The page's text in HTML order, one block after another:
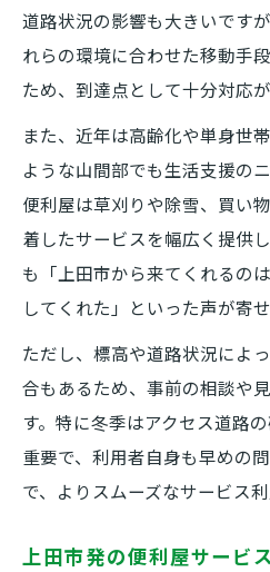
術
便利屋が南佐久郡南
上田市から南牧村への到
便利屋が上田市から
説
便利屋サービスの到
レーション
上田市から便利屋が
点
便利屋が効率よく南
便利屋が到達できる
地名の読み方が重要と
点
便利屋依頼時に地名
道路状況の影響も大きいです
れらの環境に合わせた移動手
ため、到達点として十分対応が
また、近年は高齢化や単身世
ような山間部でも生活支援の
便利屋は草刈りや除雪、買い
着したサービスを幅広く提供
も「上田市から来てくれるの
してくれた」といった声が寄
ただし、標高や道路状況によ
合もあるため、事前の相談や
す。特に冬季はアクセス道路
重要で、利用者自身も早めの
で、よりスムーズなサービス利
上田市発の便利屋サービ